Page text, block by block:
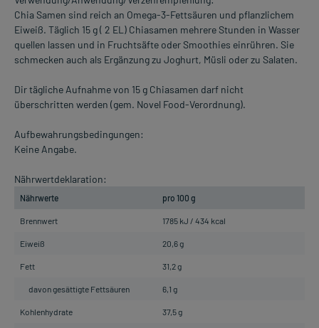
Chia Samen sind reich an Omega-3-Fettsäuren und pflanzlichem
Eiweiß. Täglich 15 g ( 2 EL) Chiasamen mehrere Stunden in Wasser
quellen lassen und in Fruchtsäfte oder Smoothies einrühren. Sie
schmecken auch als Ergänzung zu Joghurt, Müsli oder zu Salaten.
Dir tägliche Aufnahme von 15 g Chiasamen darf nicht
überschritten werden (gem. Novel Food-Verordnung).
Aufbewahrungsbedingungen:
Keine Angabe.
Nährwertdeklaration:
Nährwerte pro 100 g
Brennwert 1785 kJ / 434 kcal
Eiweiß 20,6 g
Fett 31,2 g
davon gesättigte Fettsäuren 6,1 g
Kohlenhydrate 37,5 g